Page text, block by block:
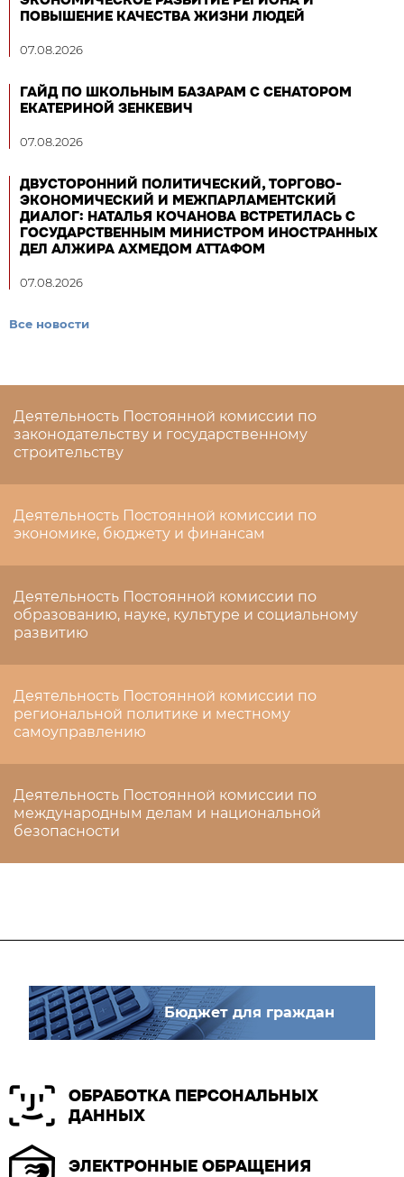
ПОВЫШЕНИЕ КАЧЕСТВА ЖИЗНИ ЛЮДЕЙ
07.08.2026
ГАЙД ПО ШКОЛЬНЫМ БАЗАРАМ С СЕНАТОРОМ
ЕКАТЕРИНОЙ ЗЕНКЕВИЧ
07.08.2026
ДВУСТОРОННИЙ ПОЛИТИЧЕСКИЙ, ТОРГОВО-
ЭКОНОМИЧЕСКИЙ И МЕЖПАРЛАМЕНТСКИЙ
ДИАЛОГ: НАТАЛЬЯ КОЧАНОВА ВСТРЕТИЛАСЬ С
ГОСУДАРСТВЕННЫМ МИНИСТРОМ ИНОСТРАННЫХ
ДЕЛ АЛЖИРА АХМЕДОМ АТТАФОМ
07.08.2026
Все новости
Деятельность Постоянной комиссии по
законодательству и государственному
строительству
Деятельность Постоянной комиссии по
экономике, бюджету и финансам
Деятельность Постоянной комиссии по
образованию, науке, культуре и социальному
развитию
Деятельность Постоянной комиссии по
региональной политике и местному
самоуправлению
Деятельность Постоянной комиссии по
международным делам и национальной
безопасности
Бюджет для граждан
ОБРАБОТКА ПЕРСОНАЛЬНЫХ
ДАННЫХ
ЭЛЕКТРОННЫЕ ОБРАЩЕНИЯ